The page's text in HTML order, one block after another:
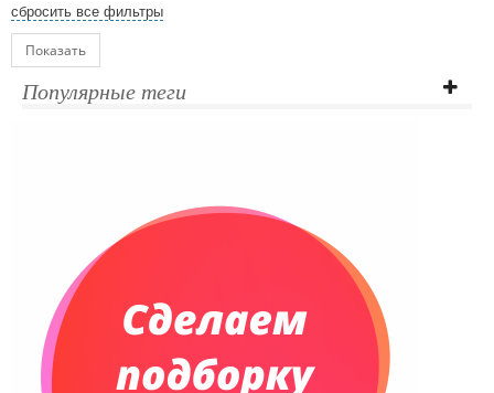
сбросить все фильтры
Показать
Популярные теги